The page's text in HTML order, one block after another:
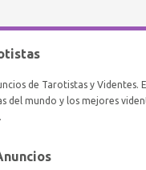
de Tarotistas y Videntes.
del mundo y los mejores